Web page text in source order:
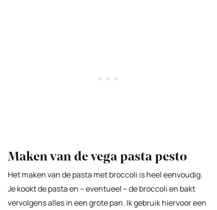
Maken van de vega pasta pesto
Het maken van de pasta met broccoli is heel eenvoudig.
Je kookt de pasta en – eventueel – de broccoli en bakt
vervolgens alles in een grote pan. Ik gebruik hiervoor een